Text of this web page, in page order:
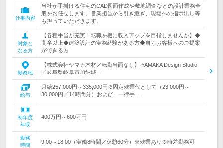
仕事内容
当社が手掛ける住宅のCAD図面作成や敷地調査などの設計業務全
般をお任せします。営業担当から引き継ぎ、現場への指示出し等
も担っていただきます。
対象と
なる方
【各種手当が充実！転職を機に収入アップを目指しませんか】◆
高卒以上◆建築設計の実務経験がある方◆自らお客様へのご提案
ができる方
勤務地
【株式会社ヤマカ木材／転勤当面なし】 YAMAKA Design Studio
／岐阜県岐阜市加納城…
給与
月給257,000円～335,000円※固定残業代として（23,000円～
30,000円／14時間分）および、一律手…
初年度
年収
400万円～600万円
勤務
時間
9:00～18:00（実働8時間／休憩60分）※残業あり※時差勤務可